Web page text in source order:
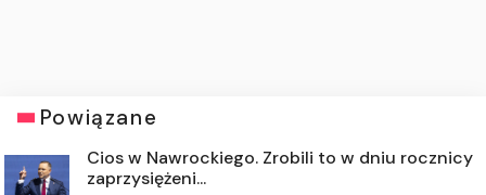
Powiązane
Cios w Nawrockiego. Zrobili to w dniu rocznicy
zaprzysiężeni...